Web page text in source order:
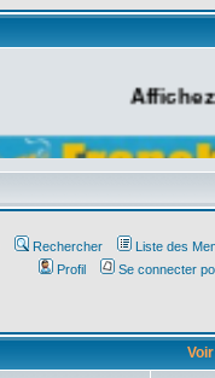
Rechercher
Liste des
Profil
Se connecter